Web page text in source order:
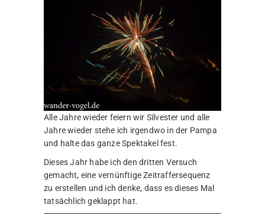
Alle Jahre wieder feiern wir Silvester und alle
Jahre wieder stehe ich irgendwo in der Pampa
und halte das ganze Spektakel fest.
Dieses Jahr habe ich den dritten Versuch
gemacht, eine vernünftige Zeitraffersequenz
zu erstellen und ich denke, dass es dieses Mal
tatsächlich geklappt hat.